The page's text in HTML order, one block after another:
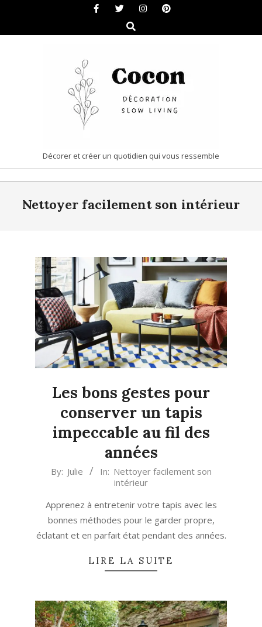
content
Search
COCON
|
DÉCORATION
LIVING
Décorer et créer un quotidien qui vous ressemble
NavigationNettoyer facilement son intérieur
Les bons gestes pour
conserver un tapis
impeccable au fil des
années
2026-
By: Julie In: Nettoyer facilement son
intérieur
Apprenez à entretenir votre tapis avec les
bonnes méthodes pour le garder propre,
éclatant et en parfait état pendant des années.
LIRE LA SUITE